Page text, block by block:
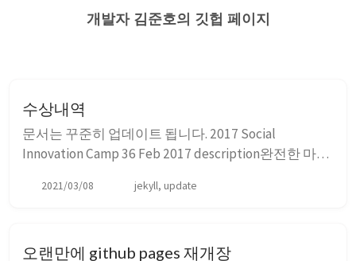
개발자 김준호의 깃헙 페이지
수상내역
문서는 꾸준히 업데이트 됩니다. 2017 Social
Innovation Camp 36 Feb 2017 description완전한 마무
1, 팀장1, 기획자1, 디자이너2, 개발자5 (백엔드2, 프론
2021/03/08 jekyll, update
오랜만에 github pages 재개장